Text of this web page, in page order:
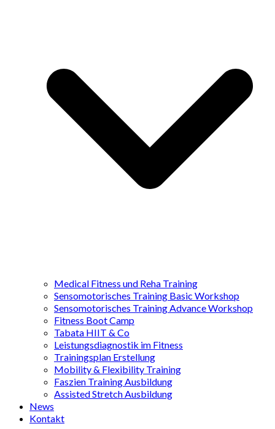
Medical Fitness und Reha Training
Sensomotorisches Training Basic Workshop
Sensomotorisches Training Advance Workshop
Fitness Boot Camp
Tabata HIIT & Co
Leistungsdiagnostik im Fitness
Trainingsplan Erstellung
Mobility & Flexibility Training
Faszien Training Ausbildung
Assisted Stretch Ausbildung
News
Kontakt